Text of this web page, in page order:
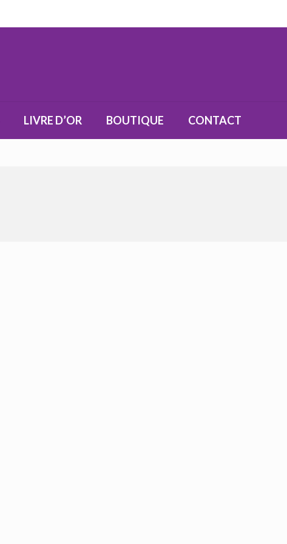
LIVRE D’OR BOUTIQUE CONTACT